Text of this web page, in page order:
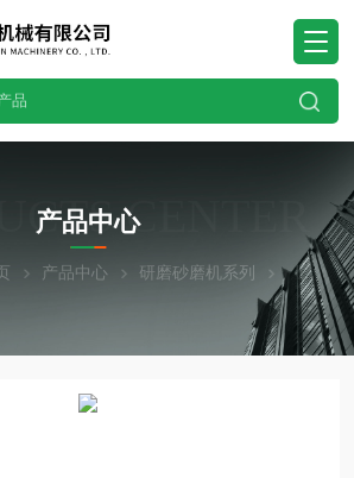
CENTER
产品中心
产品中心 研磨砂磨机系列 卧式胶